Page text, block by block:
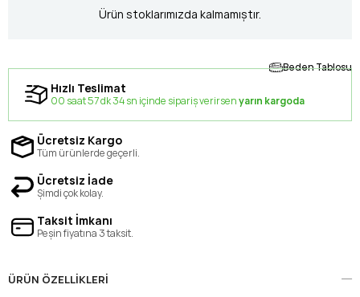
Ürün stoklarımızda kalmamıştır.
Beden Tablosu
Hızlı Teslimat
00 saat 57 dk 33 sn içinde sipariş verirsenyarın kargoda
Ücretsiz Kargo
Tüm ürünlerde geçerli.
Ücretsiz İade
Şimdi çok kolay.
Taksit İmkanı
Peşin fiyatına 3 taksit.
ÜRÜN ÖZELLIKLERI